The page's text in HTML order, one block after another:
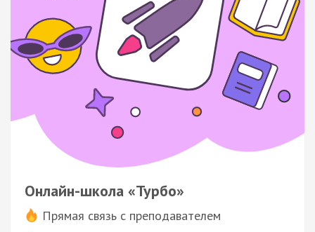
Онлайн-школа «Турбо»
Прямая связь с преподавателем